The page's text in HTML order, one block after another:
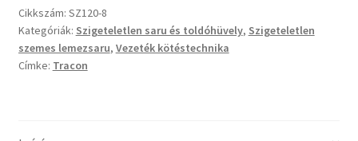
Cikkszám: SZ120-8
Kategóriák: Szigeteletlen saru és toldóhüvely, Szigeteletlen
szemes lemezsaru, Vezeték kötéstechnika
Címke: Tracon